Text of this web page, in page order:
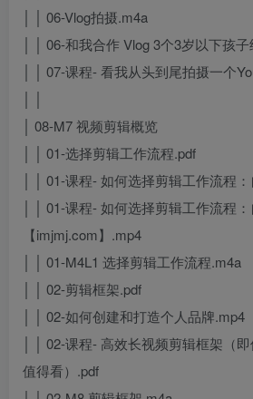
│ │ 06-Vlog拍摄.m4a
│ │ 06-和我合作 Vlog 3个3岁以下孩
│ │ 07-课程- 看我从头到尾拍摄一个
│ 08-M7 视频剪辑概览
│ │ 01-选择剪辑工作流程.pdf
│ │ 01-课程- 如何选择剪辑工作流程
│ │ 01-课程- 如何选择剪辑工作流程
【imjmj.com】.mp4
│ │ 01-M4L1 选择剪辑工作流程.m4a
│ │ 02-剪辑框架.pdf
│ │ 02-如何创建和打造个人品牌.mp4
│ │ 02-课程- 高效长视频剪辑框架（
值得看）.pdf